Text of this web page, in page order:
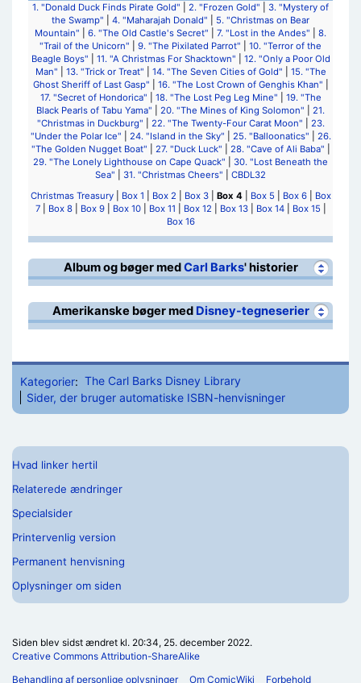
1. "Donald Duck Finds Pirate Gold" 2. "Frozen Gold"
3. "Mystery of
the Swamp"
4. "Maharajah Donald"
5. "Christmas on Bear
Mountain"
6. "The Old Castle's Secret" 7. "Lost in the Andes"
8.
"Trail of the Unicorn"
9. "The Pixilated Parrot"
10. "Terror of the
Beagle Boys"
11. "A Christmas For Shacktown"
12. "Only a Poor Old
Man"
13. "Trick or Treat" 14. "The Seven Cities of Gold"
15. "The
Ghost Sheriff of Last Gasp"
16. "The Lost Crown of Genghis Khan"
17. "Secret of Hondorica"
18. "The Lost Peg Leg Mine"
19. "The
Black Pearls of Tabu Yama"
20. "The Mines of King Solomon"
21.
"Christmas in Duckburg"
22. "The Twenty-Four Carat Moon"
23.
"Under the Polar Ice"
24. "Island in the Sky" 25. "Balloonatics"
26.
"The Golden Nugget Boat"
27. "Duck Luck" 28. "Cave of Ali Baba"
29. "The Lonely Lighthouse on Cape Quack"
30. "Lost Beneath the
Sea"
31. "Christmas Cheers"
CBDL32
Christmas Treasury| Box 1 Box 2 Box 3| Box 4| Box 5 Box 6|
Box
7| Box 8| Box 9| Box 10| Box 11 Box 12 Box 13| Box 14| Box 15
Box 16
Album og bøger medCarl Barks' historier
Amerikanske bøger med Disney-tegneserier
Kategorier: The Carl Barks Disney Library
Sider, der bruger automatiske ISBN-henvisninger
Hvad linker hertil
Relaterede ændringer
Specialsider
Printervenlig version
Permanent henvisning
Oplysninger om siden
Siden blev sidst ændret kl. 20:34, 25. december 2022.
Creative Commons Attribution-ShareAlike
Behandling af personlige oplysninger
Om ComicWiki Forbehold